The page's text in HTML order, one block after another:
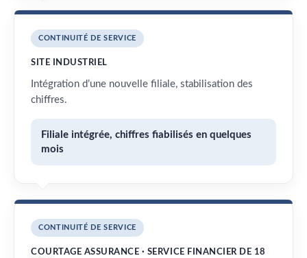
CONTINUITÉ DE SERVICE
SITE INDUSTRIEL
Intégration d’une nouvelle filiale, stabilisation des
chiffres.
Filiale intégrée, chiffres fiabilisés en quelques
mois
CONTINUITÉ DE SERVICE
COURTAGE ASSURANCE · SERVICE FINANCIER DE 18